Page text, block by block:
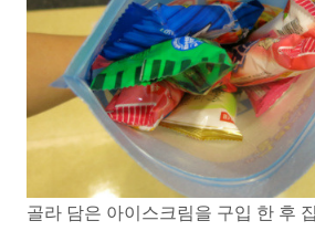
골라 담은 아이스크림을 구입 한 후